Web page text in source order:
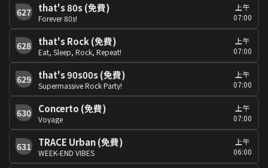
627 that's 80s (免費)
Forever 80s!
上午
07:00
628 that's Rock (免費)
Eat, Sleep, Rock, Repeat!
上午
07:00
629 that's 90s00s (免費)
Supermassive Rock Party!
上午
07:00
630 Concerto (免費)
Voyage
上午
07:00
631 TRACE Urban (免費)
WEEK-END VIBES
上午
06:00